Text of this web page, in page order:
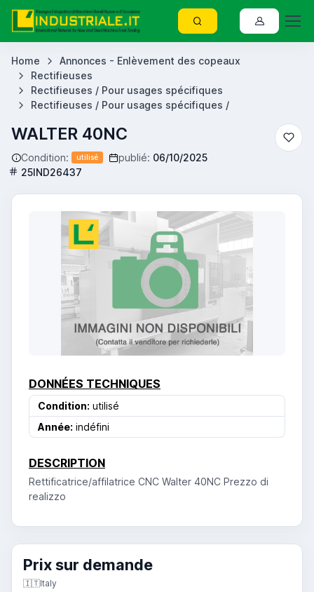
Home
Annonces - Enlèvement des copeaux
Rectifieuses
Rectifieuses / Pour usages spécifiques
Rectifieuses / Pour usages spécifiques /
WALTER 40NC
Condition: utilisé publié: 06/10/2025
25IND26437
DONNÉES TECHNIQUES
Condition: utilisé
Année: indéfini
DESCRIPTION
Rettificatrice/affilatrice CNC Walter 40NC Prezzo di
realizzo
Prix ​​sur demande
🇮🇹Italy